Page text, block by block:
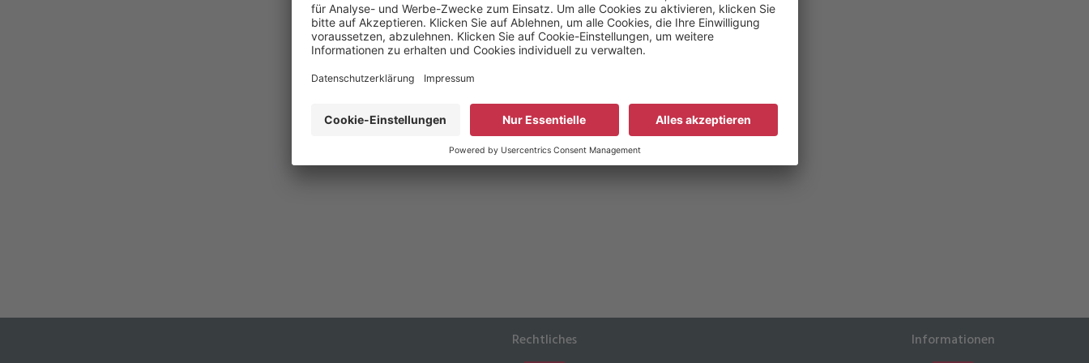
Ihr Merkzettel ist leer
Behalten Sie interessante Tests im Auge, indem Sie sie zu Ihrem Merkzettel hinzufügen.
Rechtliches Informationen